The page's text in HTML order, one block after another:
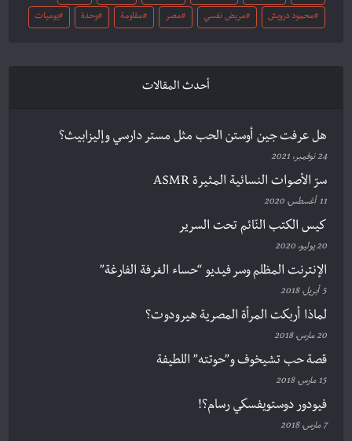
محمود درويش مريض نفسي مصر مقاومة وحدة يوميات
أحدث المقالات
هل عرفت جين أوستن الحب مثل مستر دارسي وإليزابيث؟
24 نوفمبر، 2021
سرّ الأصوات النسائية المثيرة ASMR
11 أغسطس، 2020
كيس الكتب النّائم تحت السرير
20 يوليو، 2020
الإنترنت المظلم وسر فيديو “حساء الغرفة الفارغة”
5 أبريل، 2018
لماذا أربكت المرأة المصرية هيرودوت؟
20 مارس، 2018
قصة حب تشيخوف و”حوتته” اللطيفة
15 مارس، 2018
فيودور دوستويفسكي رسام؟!
7 مارس، 2018